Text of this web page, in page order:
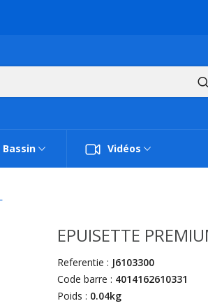
Bassin Vidéos
EPUISETTE
Referentie : J6103300
Code barre : 4014162610331
Poids : 0.04kg